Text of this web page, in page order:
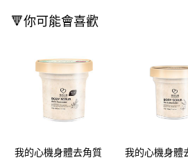
結帳頁面，進行簡訊認證並確認金額後，即可
２．訂單成立數日內，您將收到繳費通知簡訊。
※ 請注意：結帳手續完成當下不需立刻繳費，
購買商品的店家。未經商家同意取消之訂單仍
後付繳納相關費用。
※ 交易是否成功請以「AFTEE先享後付 」之
是否繳費成功／繳費後需取消欲退款等相關
https://
【注意事項】
付款後全家取貨
萊爾富取貨付款
每筆NT$65，滿NT$490(含以上)免運費
付款後萊爾富取貨
每筆NT$65，滿NT$490(含以上)免運費
7-11取貨付款
🔻你可能會喜歡
我的心機身體去角質
我的心機身體